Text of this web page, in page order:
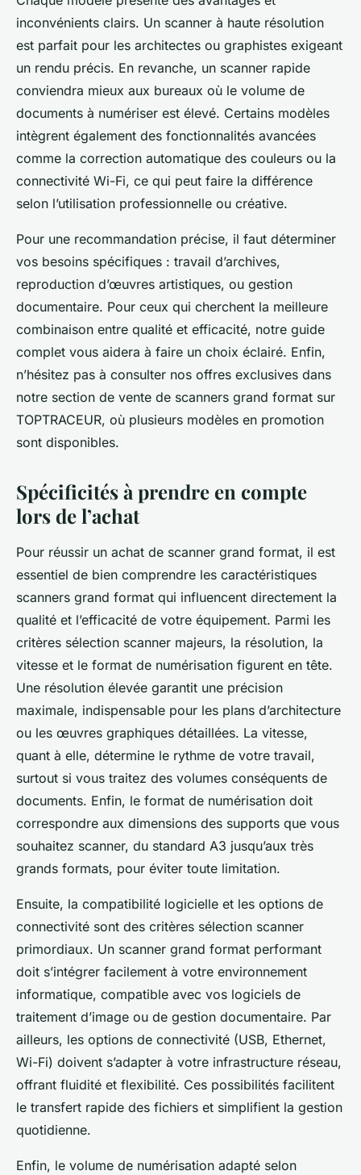
inconvénients clairs. Un scanner à haute résolution
est parfait pour les architectes ou graphistes exigeant
un rendu précis. En revanche, un scanner rapide
conviendra mieux aux bureaux où le volume de
documents à numériser est élevé. Certains modèles
intègrent également des fonctionnalités avancées
comme la correction automatique des couleurs ou la
connectivité Wi-Fi, ce qui peut faire la différence
selon l’utilisation professionnelle ou créative.
Pour une recommandation précise, il faut déterminer
vos besoins spécifiques : travail d’archives,
reproduction d’œuvres artistiques, ou gestion
documentaire. Pour ceux qui cherchent la meilleure
combinaison entre qualité et efficacité, notre guide
complet vous aidera à faire un choix éclairé. Enfin,
n’hésitez pas à consulter nos offres exclusives dans
notre section de vente de scanners grand format sur
TOPTRACEUR, où plusieurs modèles en promotion
sont disponibles.
Spécificités à prendre en compte
lors de l’achat
Pour réussir un achat de scanner grand format, il est
essentiel de bien comprendre les caractéristiques
scanners grand format qui influencent directement la
qualité et l’efficacité de votre équipement. Parmi les
critères sélection scanner majeurs, la résolution, la
vitesse et le format de numérisation figurent en tête.
Une résolution élevée garantit une précision
maximale, indispensable pour les plans d’architecture
ou les œuvres graphiques détaillées. La vitesse,
quant à elle, détermine le rythme de votre travail,
surtout si vous traitez des volumes conséquents de
documents. Enfin, le format de numérisation doit
correspondre aux dimensions des supports que vous
souhaitez scanner, du standard A3 jusqu’aux très
grands formats, pour éviter toute limitation.
Ensuite, la compatibilité logicielle et les options de
connectivité sont des critères sélection scanner
primordiaux. Un scanner grand format performant
doit s’intégrer facilement à votre environnement
informatique, compatible avec vos logiciels de
traitement d’image ou de gestion documentaire. Par
ailleurs, les options de connectivité (USB, Ethernet,
Wi-Fi) doivent s’adapter à votre infrastructure réseau,
offrant fluidité et flexibilité. Ces possibilités facilitent
le transfert rapide des fichiers et simplifient la gestion
quotidienne.
Enfin, le volume de numérisation adapté selon